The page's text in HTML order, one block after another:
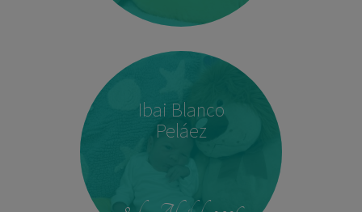
Ibai Blanco
Peláez